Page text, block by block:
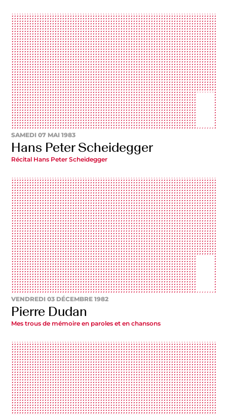
SAMEDI 07 MAI 1983
Hans Peter Scheidegger
Récital Hans Peter Scheidegger
VENDREDI 03 DÉCEMBRE 1982
Pierre Dudan
Mes trous de mémoire en paroles et en chansons